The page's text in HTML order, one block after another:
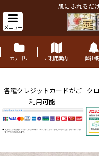
肌にふれるだ
メニュー
カテゴリ ご利用案内 弊社
各種クレジットカードがご
利用可能
ク